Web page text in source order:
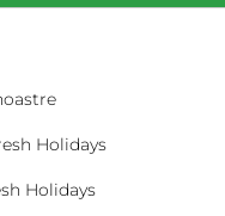
Holidays
Holidays